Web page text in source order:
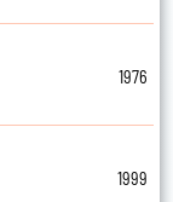
1976
1999